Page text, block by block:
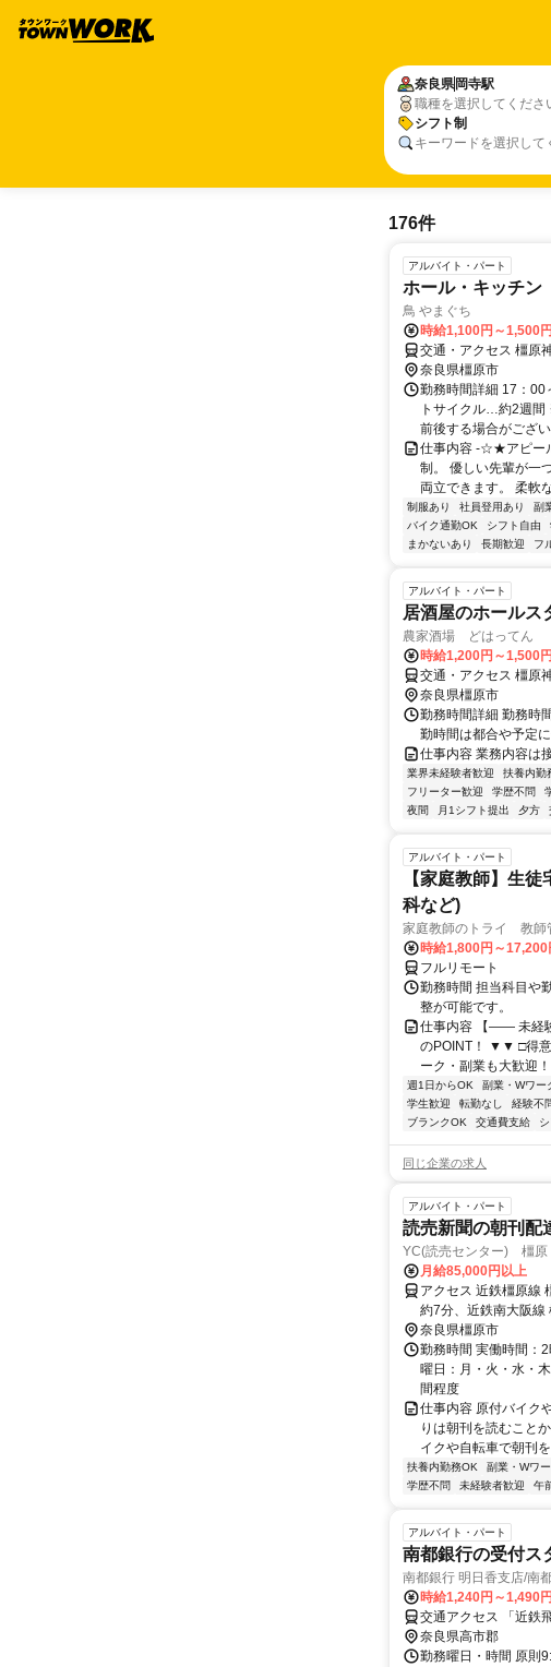
奈良県 岡寺駅
職種を選択してくださ
シフト制
キーワードを選択して
176件
アルバイト・パート
ホール・キッチン
鳥 やまぐち
時給1,100円～1,500円
交通・アクセス 橿原
奈良県橿原市
勤務時間詳細 17：00
トサイクル…約2週間
前後する場合がござ
仕事内容 -☆★アピー
制。 優しい先輩が一
両立できます。 柔軟
制服あり 社員登用あり 副
バイク通勤OK
シフト自由
まかないあり
長期歓迎 フ
アルバイト・パート
居酒屋のホールス
農家酒場 どはってん
時給1,200円～1,500円
交通・アクセス 橿原
奈良県橿原市
勤務時間詳細 勤務時
勤時間は都合や予定
仕事内容 業務内容は
業界未経験者歓迎 扶養内勤
フリーター歓迎
学歴不問
夜間
月1シフト提出 夕方
アルバイト・パート
【家庭教師】生
科など)
家庭教師のトライ 教師
時給1,800円～17,200
フルリモート
勤務時間 担当科目や
整が可能です。
仕事内容 【―― 未経
のPOINT！ ▼▼ □得意
ーク・副業も大歓迎
週1日からOK 副業・Wワー
学生歓迎
転勤なし 経験不
ブランクOK
交通費支給
同じ企業の求人
アルバイト・パート
読売新聞の朝刊配
YC(読売センター) 橿原
月給85,000円以上
アクセス 近鉄橿原線
約7分、近鉄南大阪線
奈良県橿原市
勤務時間 実働時間：
曜日：月・火・水・
間程度
仕事内容 原付バイク
りは朝刊を読むこと
イクや自転車で朝刊
扶養内勤務OK 副業・Wワ
学歴不問
未経験者歓迎 午
アルバイト・パート
南都銀行の受付ス
南都銀行 明日香支店/南
時給1,240円～1,490円
交通アクセス 「近鉄
奈良県高市郡
勤務曜日・時間 原則